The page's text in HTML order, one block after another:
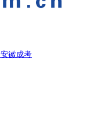
安徽成考